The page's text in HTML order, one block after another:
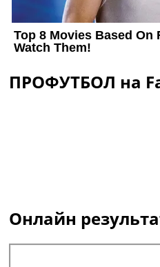
ПРОФУТБОЛ на
Онлайн